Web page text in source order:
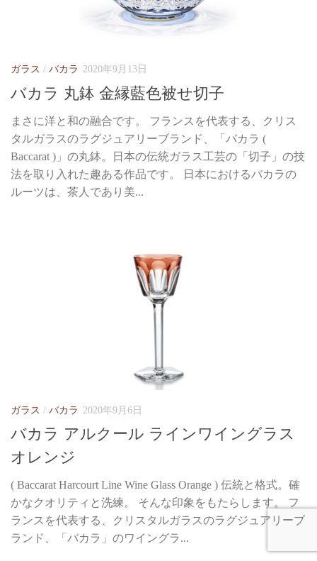
ガラス / バカラ 2020年9月13日
バカラ 丸鉢 金縁藍色被せ切子
まさに洋と和の融合です。 フランスを代表する、クリス
タルガラスのラグジュアリーブランド、「バカラ (
Baccarat )」の丸鉢。日本の伝統ガラス工芸の「切子」の技
法を取り入れた趣ある作品です。 日本におけるバカラの
ルーツは、茶人であり美...
ガラス / バカラ 2020年9月6日
バカラ アルクール ラインワイングラス
オレンジ
( Baccarat Harcourt Line Wine Glass Orange ) 伝統と格式。確
かなクオリティと洗練。 そんな印象をもたらします。 フ
ランスを代表する、クリスタルガラスのラグジュアリーブ
ランド、「バカラ」のワイングラ...